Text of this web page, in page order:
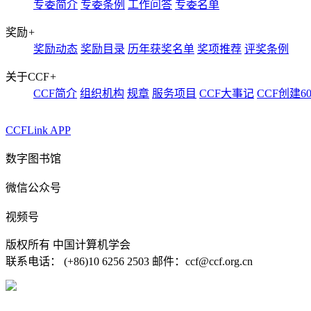
专委简介 专委条例 工作问答 专委名单
奖励+
奖励动态 奖励目录 历年获奖名单 奖项推荐 评奖条例
关于CCF+
CCF简介 组织机构 规章 服务项目 CCF大事记 CCF创建
CCFLink APP
数字图书馆
微信公众号
视频号
版权所有 中国计算机学会
联系电话： (+86)10 6256 2503 邮件：ccf@ccf.org.cn